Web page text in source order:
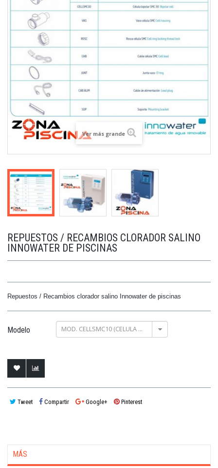
Ver más grande
REPUESTOS / RECAMBIOS CLORADOR SALINO
INNOWATER DE PISCINAS
Repuestos / Recambios clorador salino Innowater de piscinas
Modelo MOD. CELLSMC10 (CELULA BIPOLAR SMC10)
Tweet Compartir Google+ Pinterest
MÁS